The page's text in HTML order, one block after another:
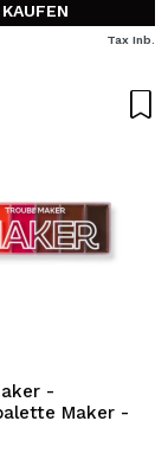
KAUFEN
Tax Inb.
-
Maker -